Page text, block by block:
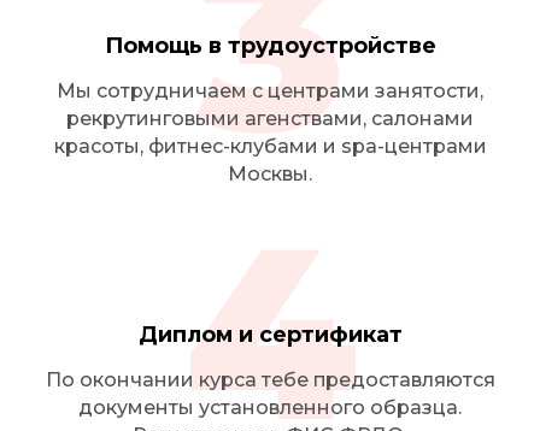
Помощь в трудоустройстве
Мы сотрудничаем с центрами занятости,
рекрутинговыми агенствами, салонами
красоты, фитнес-клубами и spa-центрами
Москвы.
Диплом и сертификат
По окончании курса тебе предоставляются
документы установленного образца.
4